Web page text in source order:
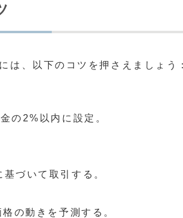
は、以下のコツを押さえましょう
の2%以内に設定。
づいて取引する。
の動きを予測する。